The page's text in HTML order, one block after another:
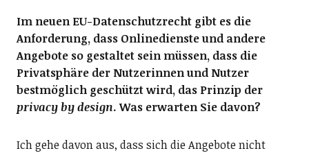
Im neuen EU-Datenschutzrecht gibt es die
Anforderung, dass Onlinedienste und andere
Angebote so gestaltet sein müssen, dass die
Privatsphäre der Nutzerinnen und Nutzer
bestmöglich geschützt wird, das Prinzip der
privacy by design. Was erwarten Sie davon?
Ich gehe davon aus, dass sich die Angebote nicht